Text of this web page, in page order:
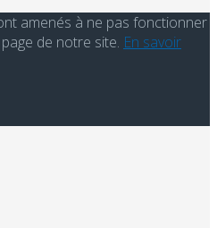
amenés à ne pas fonctionner
de notre site. En savoir